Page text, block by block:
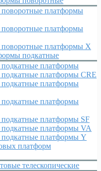
платформы
платформы
платформы X
подкатные
платформы
платформы CRE
платформы
платформы
платформы SF
платформы VA
платформы Y
платформ
телескопические